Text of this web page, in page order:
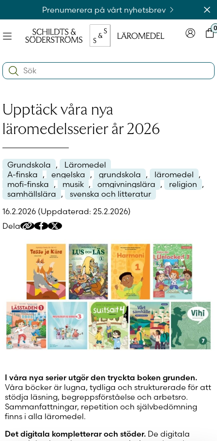
Prenumerera på vårt nyhetsbrev
Meny
Logga in på laromedel.fi
Logga in i webbshoppen
0
Search:
Upptäck våra nya
läromedelsserier år 2026
Grundskola ,
Läromedel
A-finska , engelska , grundskola , läromedel ,
mofi-finska , musik , omgivningslära , religion ,
samhällslära ,
svenska och litteratur
16.2.2026 (Uppdaterad: 25.2.2026)
Dela
Kopiera
Dela
Facebook
Dela
Twitter/X
I våra nya serier utgör den tryckta boken grunden.
Våra böcker är lugna, tydliga och strukturerade för att
stödja läsning, begreppsförståelse och arbetsro.
Sammanfattningar, repetition och självbedömning
finns i alla läromedel.
Det digitala kompletterar och stöder. De digitala